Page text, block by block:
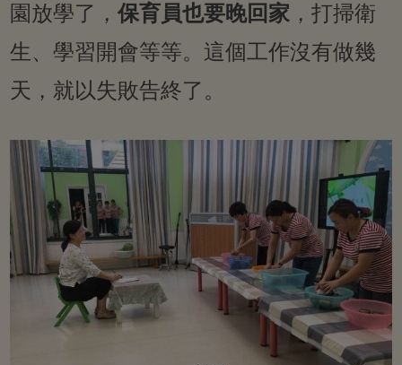
園放學了， 保育員也要晚回家 ，打掃衛
生、學習開會等等。這個工作沒有做幾
天，就以失敗告終了。